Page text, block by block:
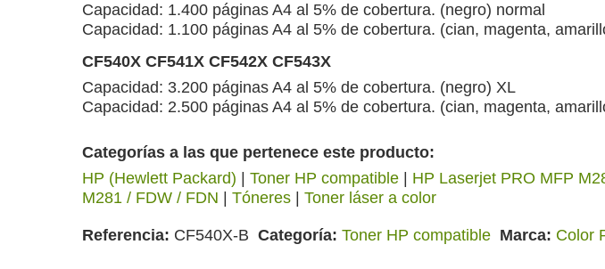
Capacidad: 1.400 páginas A4 al 5% de cobertura. (negro) normal
Capacidad: 1.100 páginas A4 al 5% de cobertura. (cian, magenta,
CF540X CF541X CF542X CF543X
Capacidad: 3.200 páginas A4 al 5% de cobertura. (negro) XL
Capacidad: 2.500 páginas A4 al 5% de cobertura. (cian, magenta,
Categorías a las que pertenece este producto:
HP (Hewlett Packard)
Toner HP compatible HP Laserjet PRO MFP
M281 / FDW / FDN
Tóneres Toner láser a color
Referencia CF540X-B Categoría Toner HP compatible Marca Color